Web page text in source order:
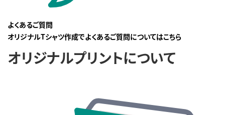
よくあるご質問
オリジナルTシャツ作成でよくあるご質問についてはこちら
オリジナルプリントについて